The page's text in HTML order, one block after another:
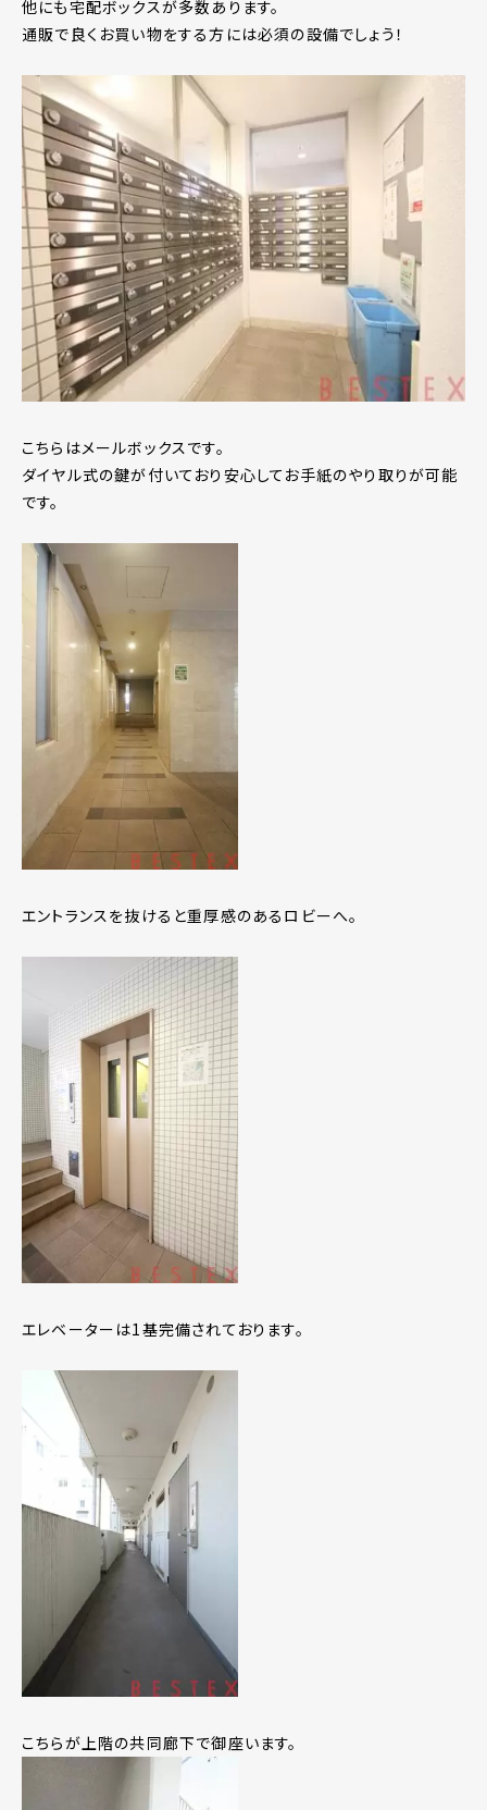
他にも宅配ボックスが多数あります。
通販で良くお買い物をする方には必須の設備でしょう！
こちらはメールボックスです。
ダイヤル式の鍵が付いており安心してお手紙のやり取りが可能
です。
エントランスを抜けると重厚感のあるロビーへ。
エレベーターは1基完備されております。
こちらが上階の共同廊下で御座います。